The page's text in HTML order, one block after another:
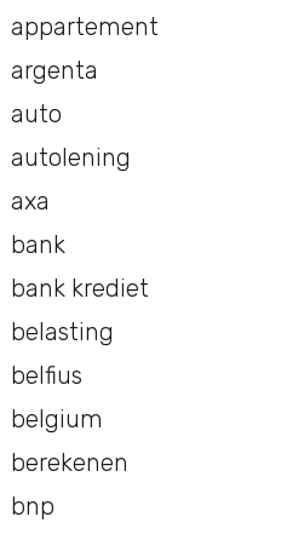
appartement
argenta
auto
autolening
axa
bank
bank krediet
belasting
belfius
belgium
berekenen
bnp